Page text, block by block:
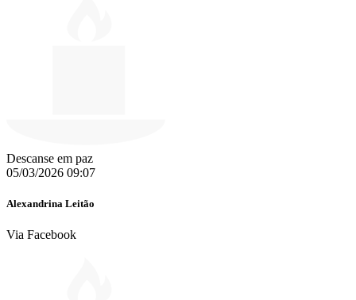
Descanse em paz
05/03/2026 09:07
Alexandrina Leitão
Via Facebook